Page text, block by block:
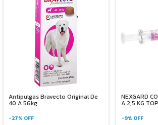
Antipulgas Bravecto Original De
40 A 56kg
-27% OFF
NEXGARD
A 2,5 KG
-9% OFF